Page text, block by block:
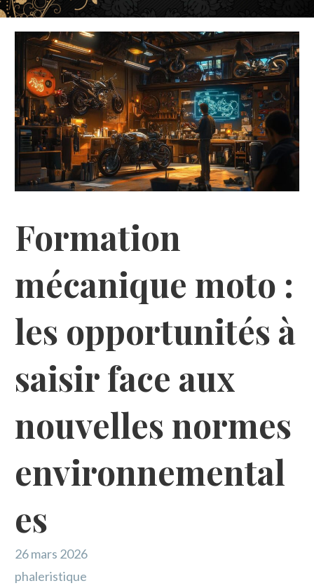
Formation
mécanique moto :
les opportunités à
saisir face aux
nouvelles normes
environnemental
es
26 mars 2026
phaleristique